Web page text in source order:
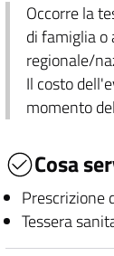
Occorre la
di famiglia o
regionale/
Il costo
momento
Cosa
Prescrizione
Tessera